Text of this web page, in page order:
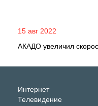
15 авг 2022
АКАДО увеличил
Интернет
Телевидение